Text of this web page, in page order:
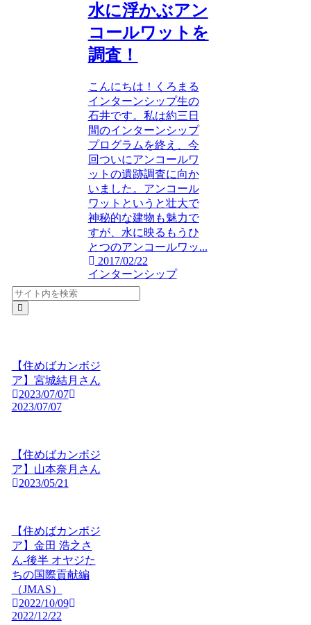
水に浮かぶアン
コールワットを
調査！
こんにちは！くろまる
インターンシップ生の
石井です。私は約三日
間のインターンシップ
プログラムを終え、今
回ついにアンコールワ
ットの遺跡調査に向か
いました。アンコール
ワットというと壮大で
神秘的な建物も魅力で
すが、水に映るもうひ
とつのアンコールワッ...
2017/02/22
インターンシップ
【住めばカンボジ
ア】宮城結月さん
2023/07/07
2023/07/07
【住めばカンボジ
ア】山本奈月さん
2023/05/21
【住めばカンボジ
ア】金田 浩之さ
ん-後半 オヤジた
ちの国際貢献編
（JMAS）
2022/10/09
2022/12/22